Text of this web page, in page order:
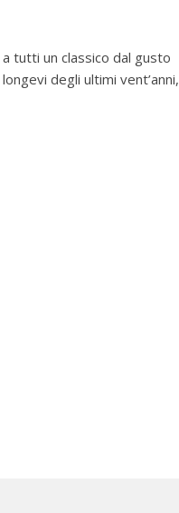
tutti un classico dal gusto
degli ultimi vent’anni,